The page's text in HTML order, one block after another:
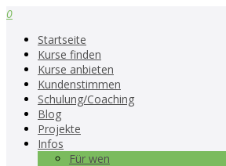
0
Startseite
Kurse finden
Kurse anbieten
Kundenstimmen
Schulung/Coaching
Blog
Projekte
Infos
Für wen